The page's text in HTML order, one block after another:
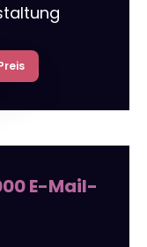
E-Mail-